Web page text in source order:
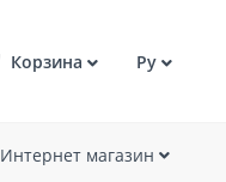
Корзина Ру
Интернет магазин